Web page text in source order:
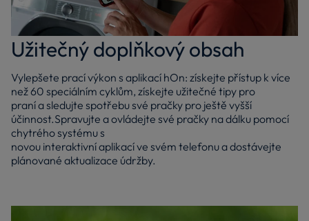
Užitečný doplňkový obsah
Vylepšete prací výkon s aplikací hOn: získejte přístup k více
než 60 speciálním cyklům, získejte užitečné tipy pro
praní a sledujte spotřebu své pračky pro ještě vyšší
účinnost.Spravujte a ovládejte své pračky na dálku pomocí
chytrého systému s
novou interaktivní aplikací ve svém telefonu a dostávejte
plánované aktualizace údržby.